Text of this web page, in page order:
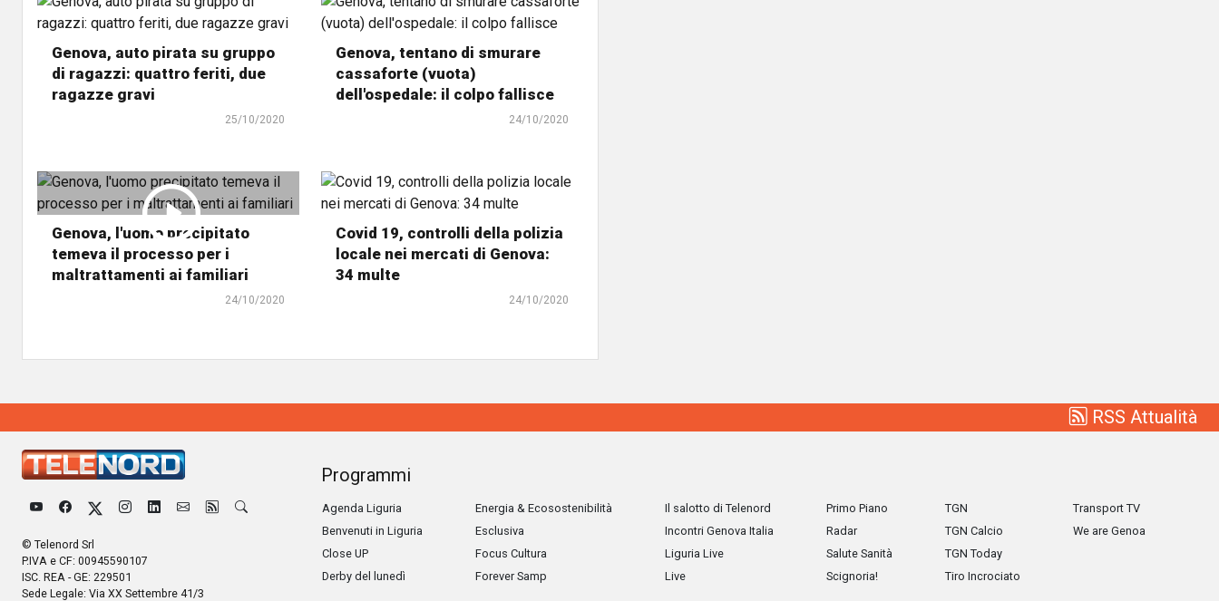
Genova, auto pirata su gruppo
di ragazzi: quattro feriti, due
ragazze gravi
25/10/2020
Genova, tentano di smurare
cassaforte (vuota)
dell'ospedale: il colpo fallisce
24/10/2020
Genova, l'uomo precipitato
temeva il processo per i
maltrattamenti ai familiari
24/10/2020
Covid 19, controlli della polizia
locale nei mercati di Genova:
34 multe
24/10/2020
RSS Attualità
© Telenord Srl
P.IVA e CF: 00945590107
ISC. REA - GE: 229501
Sede Legale: Via XX Settembre 41/3
Programmi
Agenda Liguria
Benvenuti in Liguria
Close UP
Derby del lunedì
Energia & Ecosostenibilità
Esclusiva
Focus Cultura
Forever Samp
Il salotto di Telenord
Incontri Genova Italia
Liguria Live
Live
Primo Piano
Radar
Salute Sanità
Scignoria!
TGN
TGN Calcio
TGN Today
Tiro Incrociato
Transport TV
We are Genoa